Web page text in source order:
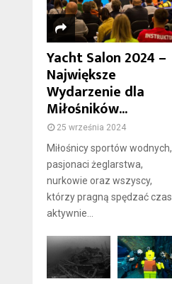
Yacht Salon 2024 –
Największe
Wydarzenie dla
Miłośników...
25 września 2024
Miłośnicy sportów wodnych,
pasjonaci żeglarstwa,
nurkowie oraz wszyscy,
którzy pragną spędzać czas
aktywnie...